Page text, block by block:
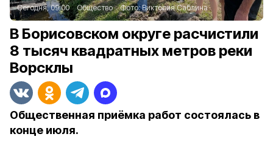
Сегодня, 09:00 Общество Фото:Виктория Саблина
В Борисовском округе расчистили
8 тысяч квадратных метров реки
Ворсклы
Общественная приёмка работ состоялась в
конце июля.